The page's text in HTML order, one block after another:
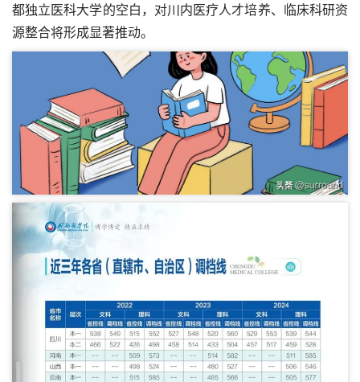
都独立医科大学的空白，对川内医疗人才培养、临床科研资
源整合将形成显著推动。